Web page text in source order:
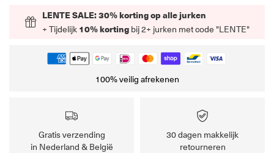
LENTE SALE: 30% korting op alle jurken
+ Tijdelijk 10% kortingbij 2+ jurken met code "LENTE"
100% veilig afrekenen
Gratis verzending
in Nederland & België
30 dagen makkelijk
retourneren